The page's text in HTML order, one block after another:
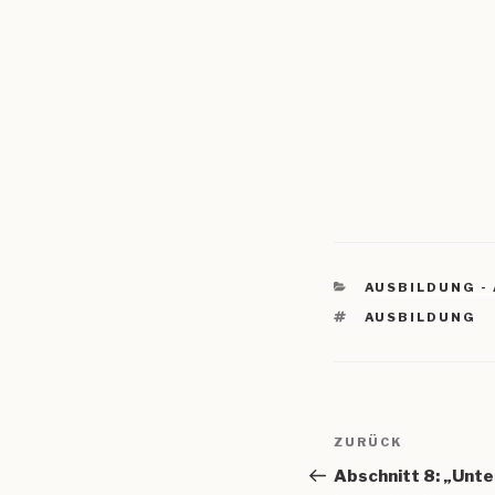
KATEGORIEN
AUSBILDUNG -
AUSBILDUNG
Vorheriger
Beitrag
ZURÜCK
Abschnitt 8: